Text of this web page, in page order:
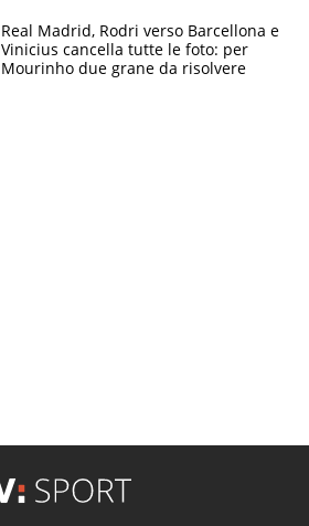
Real Madrid, Rodri verso Barcellona e
Vinicius cancella tutte le foto: per
Mourinho due grane da risolvere